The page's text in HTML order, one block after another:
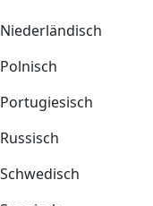
Niederländisch
Polnisch
Portugiesisch
Russisch
Schwedisch